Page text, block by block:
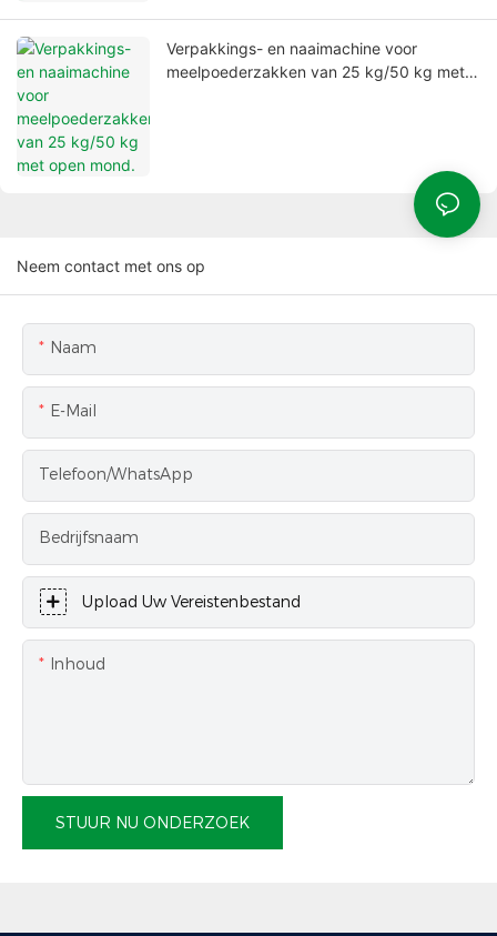
Verpakkings- en naaimachine voor
meelpoederzakken van 25 kg/50 kg met
Neem contact met ons op
Naam
E-Mail
Telefoon/WhatsApp
Bedrijfsnaam
Upload Uw Vereistenbestand
Inhoud
STUUR NU ONDERZOEK